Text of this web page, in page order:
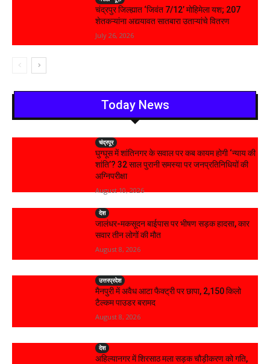
चंद्रपुर जिल्ह्यात ‘जिवंत 7/12’ मोहिमेला यश; 207
शेतकऱ्यांना अद्ययावत सातबारा उताऱ्यांचे वितरण
July 26, 2026
Today News
चंद्रपूर
घुग्घूस में शांतिनगर के सवाल पर कब कायम होगी ‘न्याय की
शांति’? 32 साल पुरानी समस्या पर जनप्रतिनिधियों की
अग्निपरीक्षा
August 10, 2026
देश
जालंधर-मकसूदन बाईपास पर भीषण सड़क हादसा, कार
सवार तीन लोगों की मौत
August 8, 2026
उत्तरप्रदेश
मैनपुरी में अवैध आटा फैक्ट्री पर छापा, 2,150 किलो
टैल्कम पाउडर बरामद
August 8, 2026
देश
अहिल्यानगर में शिरसाठ मला सड़क चौड़ीकरण को गति,